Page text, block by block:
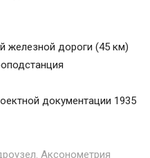
железной дороги (45 км)
документации 1935